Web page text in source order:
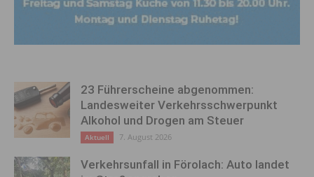
23 Führerscheine abgenommen:
Landesweiter Verkehrsschwerpunkt
Alkohol und Drogen am Steuer
Aktuell 7. August 2026
Verkehrsunfall in Förolach: Auto landet